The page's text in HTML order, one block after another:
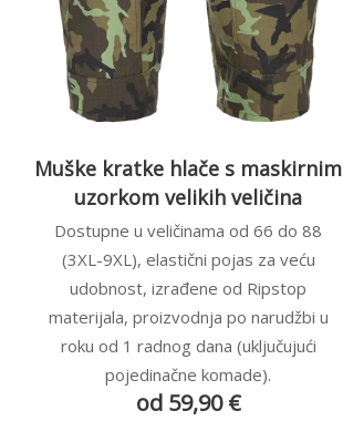
Muške kratke hlače s maskirnim
uzorkom velikih veličina
Dostupne u veličinama od 66 do 88
(3XL-9XL), elastični pojas za veću
udobnost, izrađene od Ripstop
materijala, proizvodnja po narudžbi u
roku od 1 radnog dana (uključujući
pojedinačne komade).
od 59,90 €